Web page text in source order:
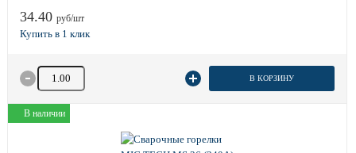
34.40 руб/шт
Количество товара В КОРЗИНУ
В наличии